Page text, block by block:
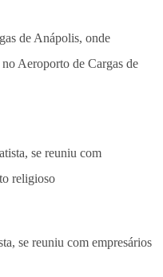
de Anápolis, onde
Aeroporto de Cargas de
se reuniu com empresários